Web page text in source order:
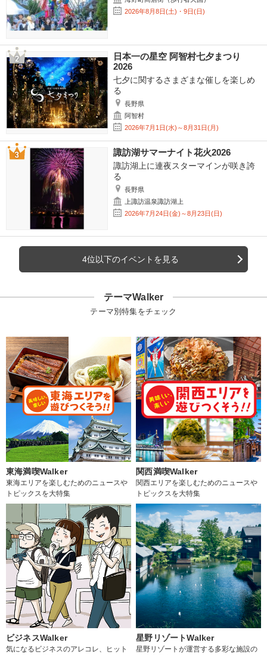
2026年8月8日(土)・9日(日)
日本一の星空 阿智村七夕まつり
2026
七夕に関するさまざまな催しを楽しめ
る
長野県
阿智村
2026年7月1日(水)～8月31日(月)
諏訪湖サマーナイト花火2026
諏訪湖上に連夜スターマインが咲き誇
る
長野県
上諏訪温泉諏訪湖上
2026年7月24日(金)～8月23日(日)
4位以下のイベントを見る
テーマWalker
テーマ別特集をチェック
東海満喫Walker
東海エリアを楽しむためのニュースや
トピックスを大特集
関西満喫Walker
関西エリアを楽しむためのニュースや
トピックスを大特集
ビジネスWalker
気になるビジネスのアレコレ、ヒット
星野リゾートWalker
星野リゾートが運営する多彩な施設の